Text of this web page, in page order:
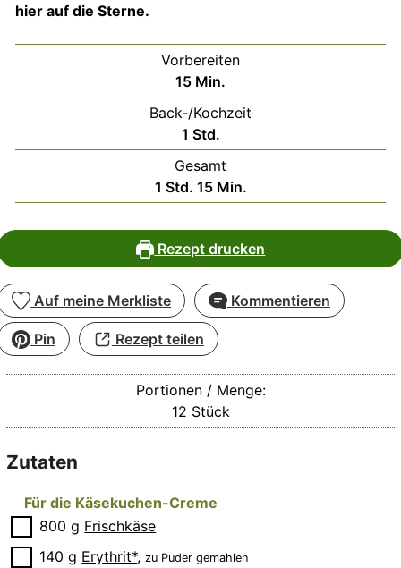
hier auf die Sterne.
Vorbereiten
15Minuten
Min.
Back-/Kochzeit
1 Stunde
Std.
Gesamt
1 Stunde
Std. 15Minuten
Min.
Rezept drucken
Auf meine Merkliste Kommentieren
Pin Rezept teilen
Portionen / Menge:
12 Stück
Zutaten
Für die Käsekuchen-Creme
▢
800 g Frischkäse
▢
140 g Erythrit*,zu Puder gemahlen